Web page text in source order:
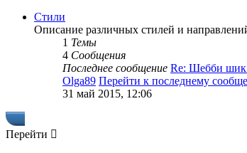
Стили
Описание различных стилей и
1 Темы
4 Сообщения
Последнее сообщение Re: Шебби
Olga89 Перейти к последнему
31 май 2015, 12:06
Перейти